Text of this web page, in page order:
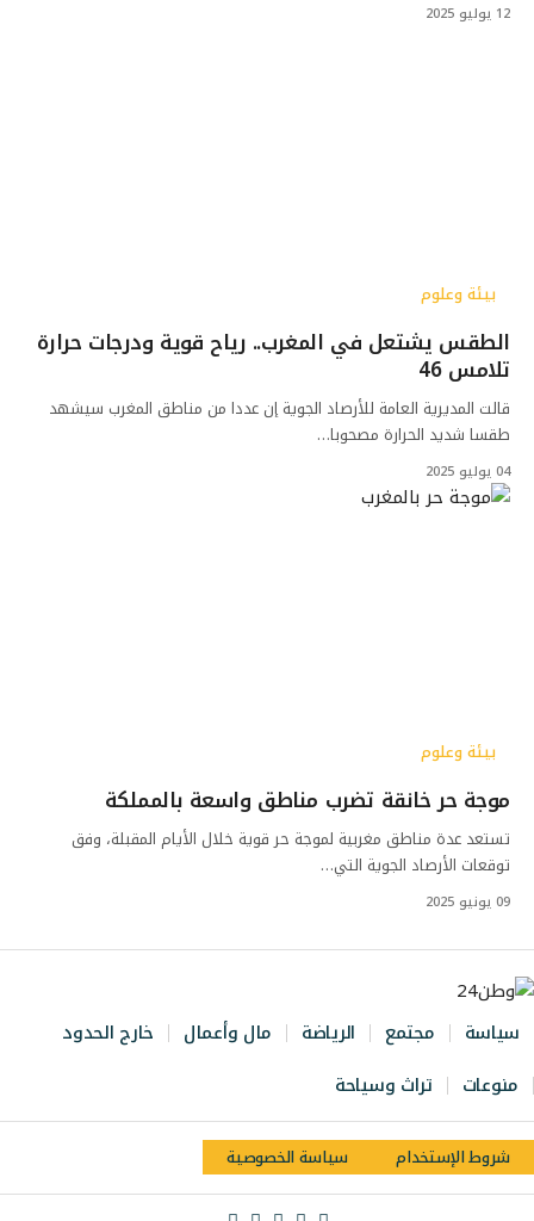
12 يوليو 2025
بيئة وعلوم
الطقس يشتعل في المغرب.. رياح قوية ودرجات حرارة
تلامس 46
قالت المديرية العامة للأرصاد الجوية إن عددا من مناطق المغرب سيشهد
طقسا شديد الحرارة مصحوبا…
04 يوليو 2025
بيئة وعلوم
موجة حر خانقة تضرب مناطق واسعة بالمملكة
تستعد عدة مناطق مغربية لموجة حر قوية خلال الأيام المقبلة، وفق
توقعات الأرصاد الجوية التي…
09 يونيو 2025
سياسة مجتمع الرياضة مال وأعمال
خارج الحدود
منوعات
تراث وسياحة
شروط الإستخدام سياسة الخصوصية